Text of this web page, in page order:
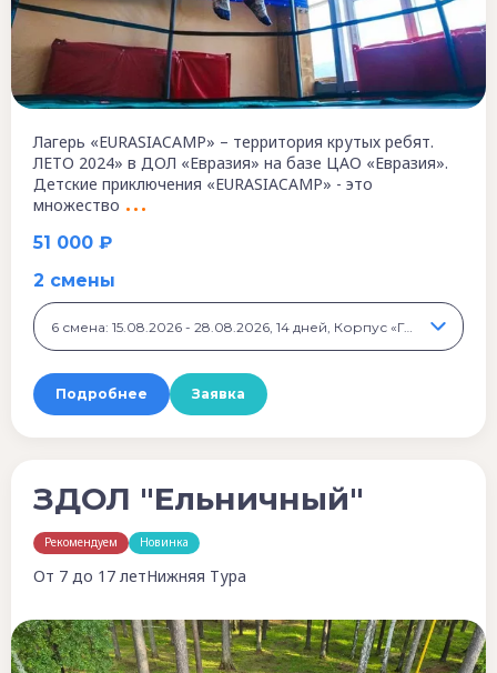
51 000 ₽
Лагерь «EURASIACAMP» – территория крутых ребят.
ЛЕТО 2024» в ДОЛ «Евразия» на базе ЦАО «Евразия».
Детские приключения «EURASIACAMP» - это
множество
2 смены
6 смена: 15.08.2026 - 28.08.2026, 14 дней, Корпус «Горный», 51 000 ₽
Подробнее Заявка
ЗДОЛ "Ельничный"
Рекомендуем Новинка
От 7 до 17 летНижняя Тура